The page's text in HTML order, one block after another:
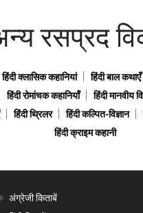
रसप्रद
हिंदी क्लासिक कहानियां हिंदी बाल कथाएँ
हिंदी रोमांचक कहानियाँ हिंदी मानवीय
हिंदी थ्रिलर हिंदी कल्पित-विज्ञान
हिंदी क्राइम कहानी
अंग्रेजी किताबें